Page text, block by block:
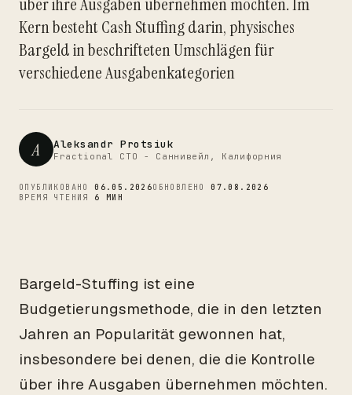
Kern besteht Cash Stuffing darin, physisches
Bargeld in beschrifteten Umschlägen für
verschiedene Ausgabenkategorien
A Aleksandr Protsiuk
Fractional CTO - Саннивейл, Калифорния
ОПУБЛИКОВАНО06.05.2026ОБНОВЛЕНО07.08.2026
ВРЕМЯ ЧТЕНИЯ 6 МИН
Bargeld-Stuffing ist eine
Budgetierungsmethode, die in den letzten
Jahren an Popularität gewonnen hat,
insbesondere bei denen, die die Kontrolle
über ihre Ausgaben übernehmen möchten.